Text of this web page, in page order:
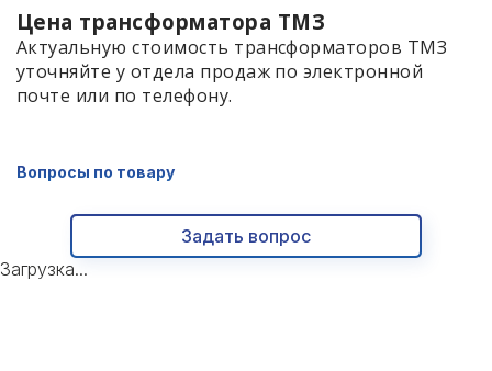
Цена трансформатора ТМЗ
Актуальную стоимость трансформаторов ТМЗ
уточняйте у отдела продаж по электронной
почте или по телефону.
Вопросы по товару
Задать вопрос
Загрузка...